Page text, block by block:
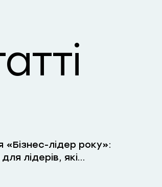
«Бізнес-лідер року»:
лідерів, які